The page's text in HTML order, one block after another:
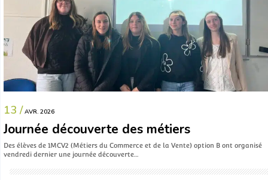
13 / AVR. 2026
Journée découverte des métiers
Des élèves de 1MCV2 (Métiers du Commerce et de la Vente) option B ont organisé
vendredi dernier une journée découverte…